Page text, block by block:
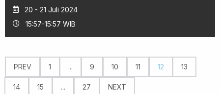
20 - 21 Juli 2024
15:57-15:57 WIB
PREV 1 ... 9 10 11 12 13
14 15 ... 27 NEXT